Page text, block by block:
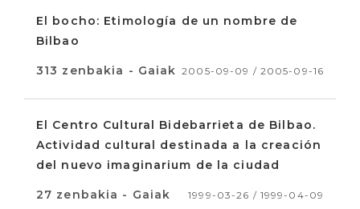
El bocho: Etimología de un nombre de
Bilbao
313 zenbakia - Gaiak 2005-09-09 / 2005-09-16
El Centro Cultural Bidebarrieta de Bilbao.
Actividad cultural destinada a la creación
del nuevo imaginarium de la ciudad
27 zenbakia - Gaiak 1999-03-26 / 1999-04-09